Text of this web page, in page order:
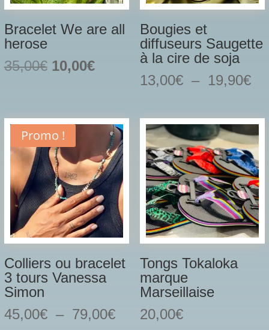
Bracelet We are all
herose
35,00€ Le
35,00€.
10,00€Le
10,00€.
Bougies et
diffuseurs Saugette
à la cire de soja
13,00€ – 19,90€
à
Promo !
Colliers ou bracelet
3 tours Vanessa
Simon
45,00€ – 79,00€Plage
Tongs Tokaloka
marque
Marseillaise
20,00€